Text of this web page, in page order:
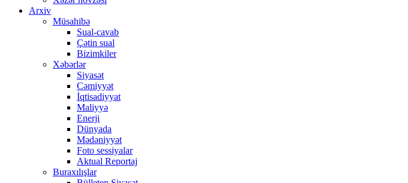
Arxiv
Müsahibə
Sual-cavab
Çətin sual
Bizimkiler
Xəbərlər
Siyasət
Cəmiyyət
İqtisadiyyat
Maliyyə
Enerji
Dünyada
Mədəniyyət
Foto sessiyalar
Aktual Reportaj
Buraxılışlar